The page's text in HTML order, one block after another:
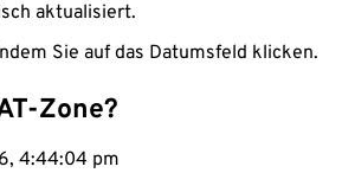
aktualisiert.
Sie auf das Datumsfeld klicken.
Zone?
4:44:05 pm